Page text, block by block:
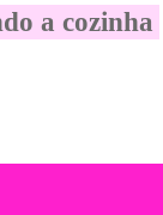
a cozinha